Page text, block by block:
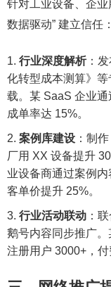
针对工业设备、企
数据驱动” 建立信任：
行业深度解析：
化转型成本测算》
载。某 SaaS 企业通
成单率达 15%。
案例库建设 ：制
厂用 XX 设备提升
业设备商通过案例
客单价提升 25%。
行业活动联动 ：
鹅号内容同步推广
注册用户 3000+，付